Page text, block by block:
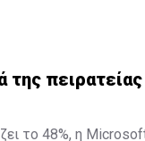
που αφορούν τους
της
της προστασίας
πειρατείας
το 48%, η